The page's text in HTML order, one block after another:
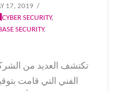
17, 2019
CYBER SECURITY,
SECURITY,
تكتشف العديد من
الفني التي قامت